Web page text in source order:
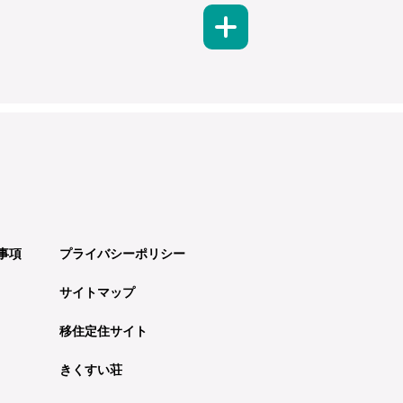
項 プライバシーポリシー
サイトマップ
移住定住サイト
きくすい荘